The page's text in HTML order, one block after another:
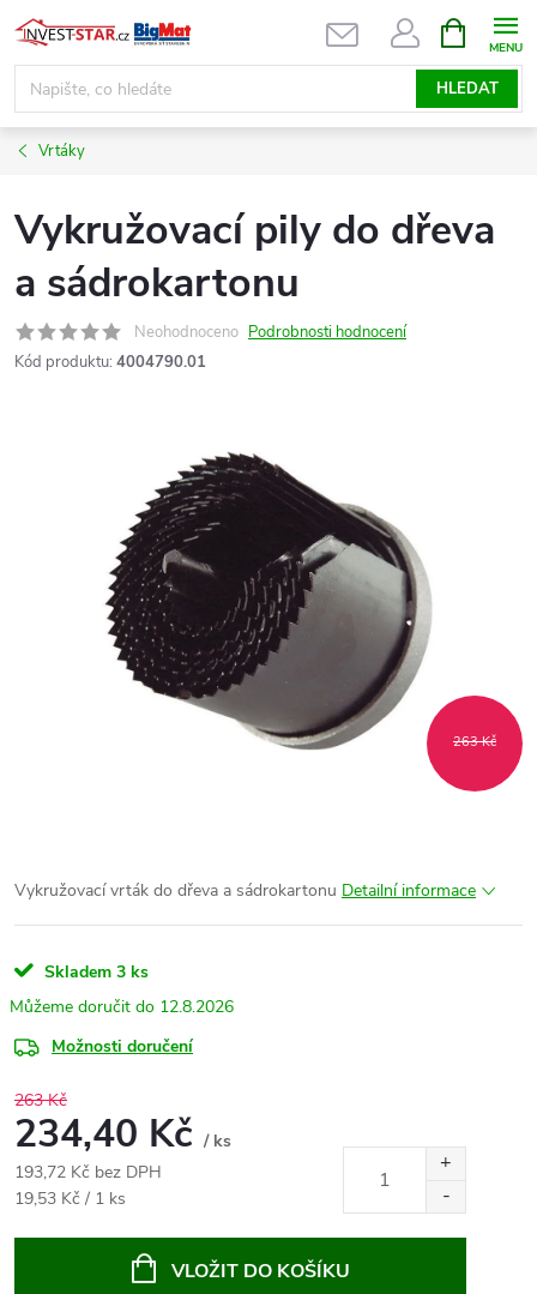
Přejít
na
obsah
HLEDAT
NÁKUPNÍ
KOŠÍK
Vrtáky
Vykružovací pily do dřeva
a sádrokartonu
Neohodnoceno Podrobnosti hodnocení
Kód produktu: 4004790.01
263 Kč
Vykružovací vrták do dřeva a sádrokartonu Detailní informace
Skladem 3 ks
12.8.2026
Možnosti doručení
263 Kč
234,40 Kč / ks
193,72 Kč bez DPH
Měrná
19,53 Kč / 1 ks
VLOŽIT DO KOŠÍKU